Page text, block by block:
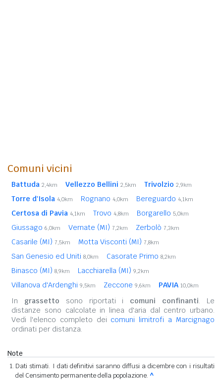
Comuni vicini
Battuda 2,4km Vellezzo Bellini 2,5km Trivolzio 2,9km
Torre d'Isola 4,0km Rognano 4,0km Bereguardo 4,1km
Certosa di Pavia 4,1km Trovo 4,8km Borgarello 5,0km
Giussago 6,0km Vernate (MI) 7,2km Zerbolò 7,3km
Casarile (MI) 7,5km Motta Visconti (MI) 7,8km
San Genesio ed Uniti 8,0km Casorate Primo 8,2km
Binasco (MI) 8,9km Lacchiarella (MI) 9,2km
Villanova d'Ardenghi 9,5km Zeccone 9,6km PAVIA 10,0km
In grassetto sono riportati i comuni confinanti. Le
distanze sono calcolate in linea d'aria dal centro urbano.
Vedi l'elenco completo dei comuni limitrofi a Marcignago
ordinati per distanza.
Note
Dati stimati. I dati definitivi saranno diffusi a dicembre con i risultati
del Censimento permanente della popolazione. ^